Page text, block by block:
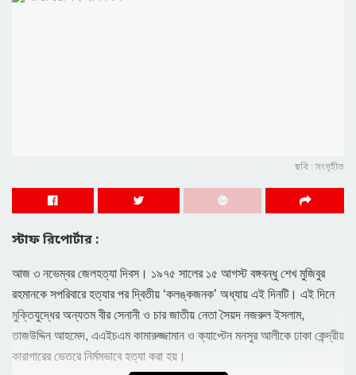
ছবি : সংগৃহীত
স্টাফ রিপোর্টার :
আজ ৩ নভেম্বর জেলহত্যা দিবস। ১৯৭৫ সালের ১৫ আগস্ট বঙ্গবন্ধু শেখ মুজিবুর
রহমানকে সপরিবারে হত্যার পর দ্বিতীয় ‘কলঙ্কজনক’ অধ্যায় এই দিনটি। এই দিনে
মুক্তিযুদ্ধের অন্যতম বীর সেনানী ও চার জাতীয় নেতা সৈয়দ নজরুল ইসলাম,
তাজউদ্দিন আহমেদ, এএইচএম কামারুজ্জামান ও ক্যাপ্টেন মনসুর আলীকে ঢাকা কেন্দ্রীয়
কারাগারের ভেতরে নির্মমভাবে হত্যা করা হয়।